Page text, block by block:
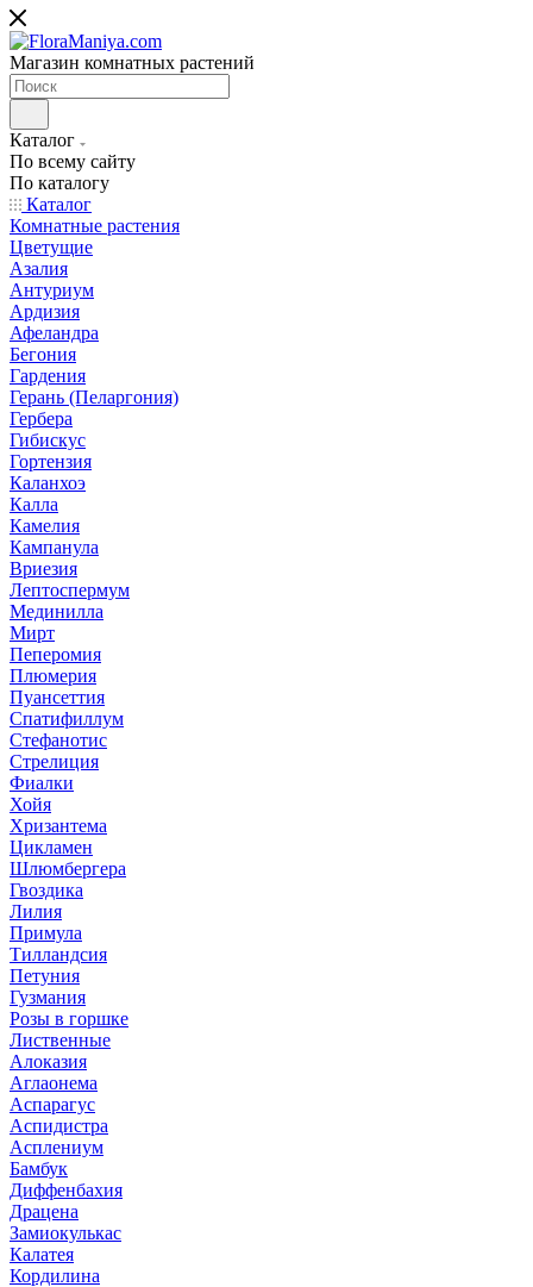
Магазин комнатных растений
Каталог
По всему сайту
По каталогу
Каталог
Комнатные растения
Цветущие
Азалия
Антуриум
Ардизия
Афеландра
Бегония
Гардения
Герань (Пеларгония)
Гербера
Гибискус
Гортензия
Каланхоэ
Калла
Камелия
Кампанула
Вриезия
Лептоспермум
Мединилла
Мирт
Пеперомия
Плюмерия
Пуансеттия
Спатифиллум
Стефанотис
Стрелиция
Фиалки
Хойя
Хризантема
Цикламен
Шлюмбергера
Гвоздика
Лилия
Примула
Тилландсия
Петуния
Гузмания
Розы в горшке
Лиственные
Алоказия
Аглаонема
Аспарагус
Аспидистра
Асплениум
Бамбук
Диффенбахия
Драцена
Замиокулькас
Калатея
Кордилина